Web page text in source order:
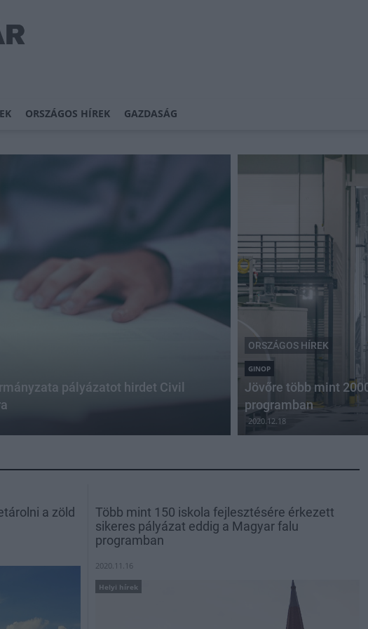
ORSZÁGOS HÍREK GAZDASÁG
pályázatot hirdet Civil
ORSZÁGOS HÍREK
GINOP
Jövőre több mint
programban
2020.12.18
a zöld
Több mint 150 iskola fejlesztésére érkezett
sikeres pályázat eddig a Magyar falu
programban
2020.11.16
Helyi hírek